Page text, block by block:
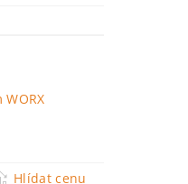
WORX
Hlídat cenu